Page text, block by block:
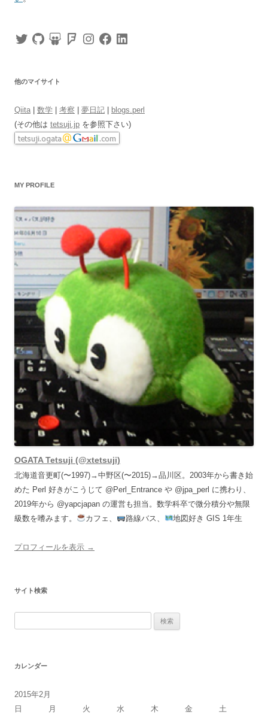
TwitterGitHubSlideShareFoursquare
InstagramFacebookLinkedIn
他のマイサイト
Qiita 数学 考察 夢日記
blogs.perl
(その他は tetsuji.jp を参照下さい)
MY PROFILE
OGATA Tetsuji (@xtetsuji)
北海道音更町(〜1997)→中野区(〜2015)→品川区。2003年から書き始
めた Perl 好きがこうじて @Perl_Entrance や @jpa_perl に携わり、
2019年から @yapcjapan の運営も担当。数学科卒で微分積分や無限
級数を嗜みます。
カフェ、 路線バス、 地図好き GIS 1年生
プロフィールを表示 →
サイト検索
カレンダー
2015年2月
日
月 火 水 木 金
土